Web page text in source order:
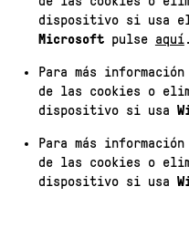
dispositivo si usa el
Microsoftpulse aquí.
Para más
de las cookies o
dispositivo si usa
Para más
de las cookies o
dispositivo si usa